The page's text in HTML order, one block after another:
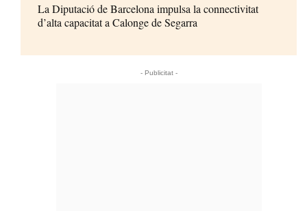
La Diputació de Barcelona impulsa la connectivitat
d’alta capacitat a Calonge de Segarra
- Publicitat -